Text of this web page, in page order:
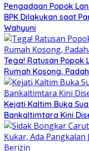
Pengadaan Popok
BPK Dilakukan saat
Wahyuni
Tega! Ratusan Popok
Rumah Kosong,
Kejati Kaltim Buka
Bankaltimtara Kini